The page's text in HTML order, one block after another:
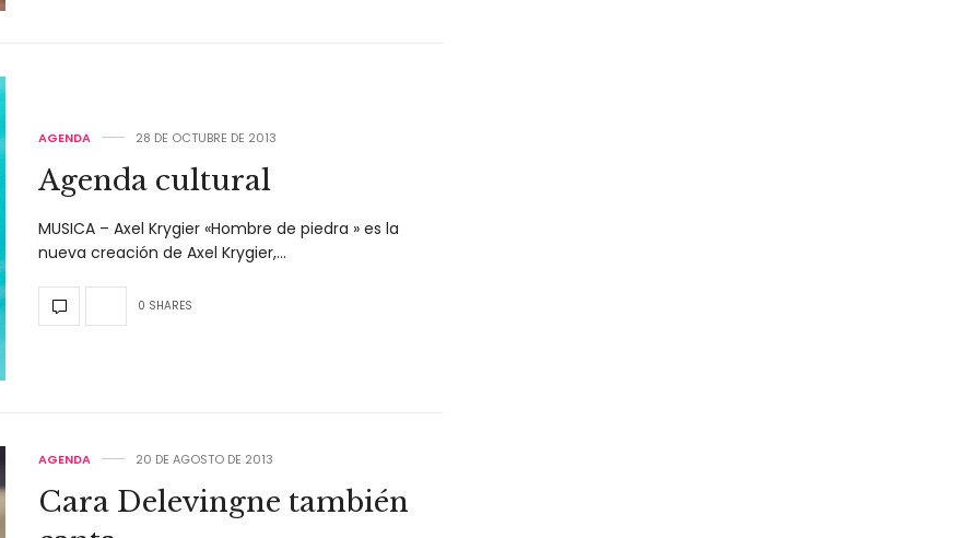
AGENDA 28 DE OCTUBRE DE 2013
Agenda cultural
MUSICA – Axel Krygier «Hombre de piedra » es la
nueva creación de Axel Krygier,…
0 SHARES
AGENDA 20 DE AGOSTO DE 2013
Cara Delevingne también